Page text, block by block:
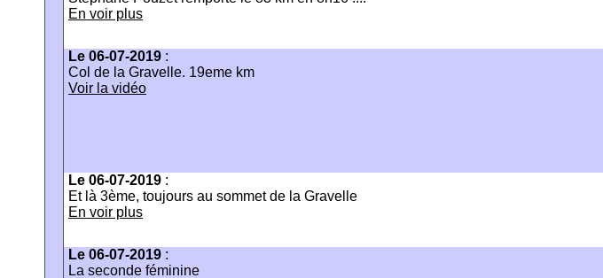
En voir plus
Le 06-07-2019 :
Col de la Gravelle. 19eme km
Voir la vidéo
Le 06-07-2019 :
Et là 3ème, toujours au sommet de la Gravelle
En voir plus
Le 06-07-2019 :
La seconde féminine